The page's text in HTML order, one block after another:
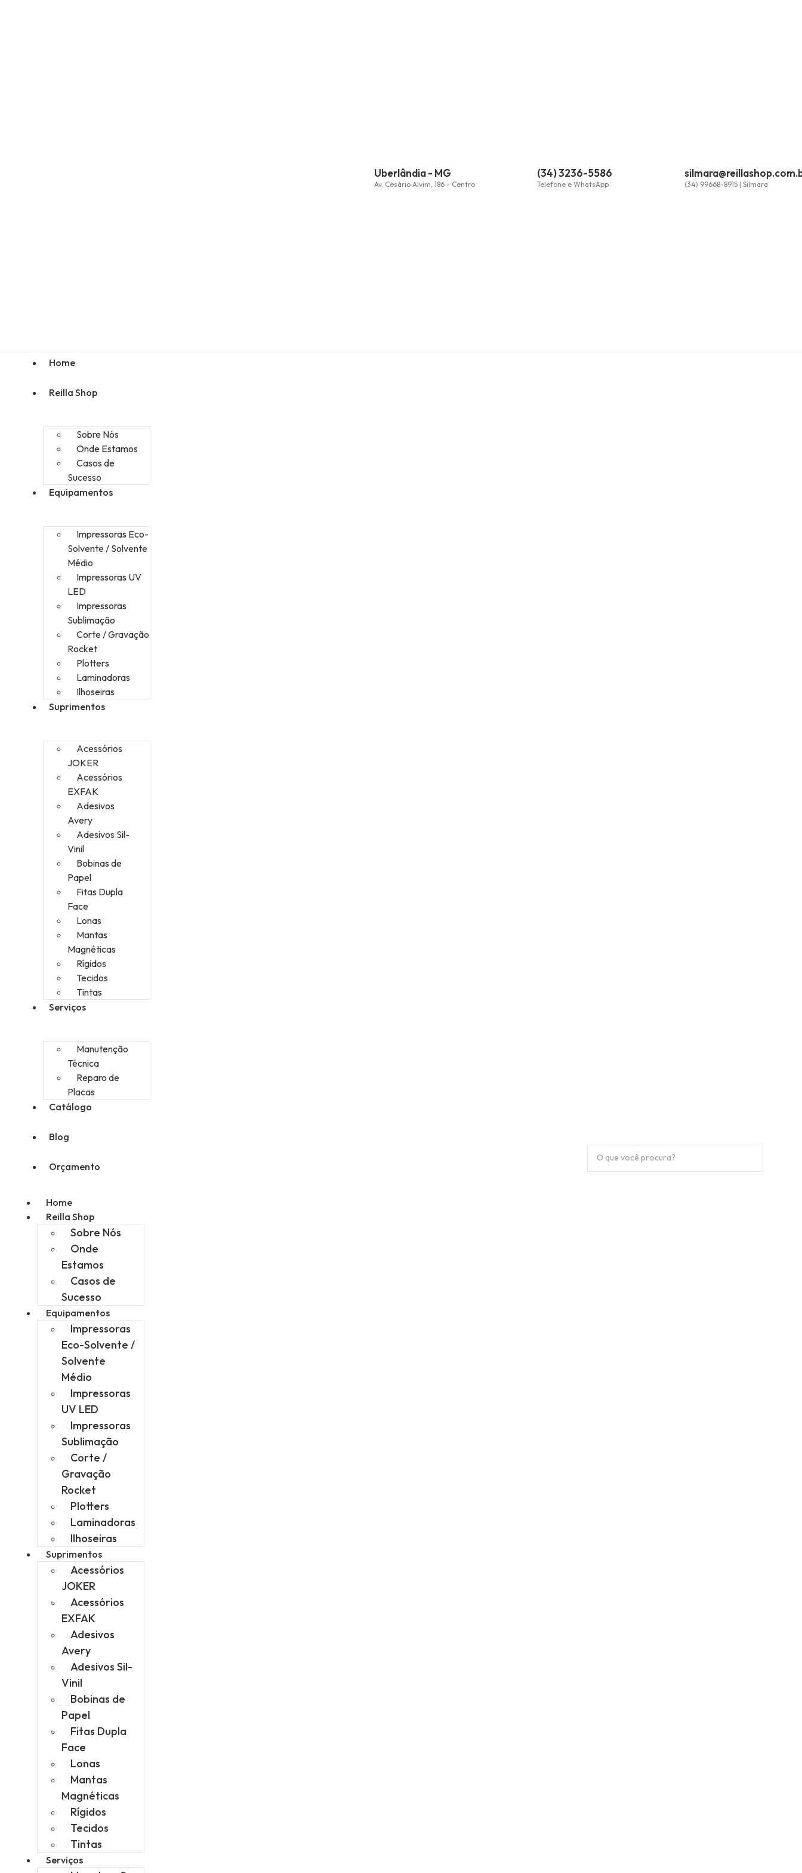
Uberlândia - MG
Av. Cesário Alvim, 186 - Centro
(34) 3236-5586
Telefone e WhatsApp (34) 99668-8915 | Silmara
Home
Reilla Shop
Sobre Nós
Onde Estamos
Casos de
Sucesso
Equipamentos
Impressoras Eco-
Solvente / Solvente
Médio
Impressoras UV
LED
Impressoras
Sublimação
Corte / Gravação
Rocket
Plotters
Laminadoras
Ilhoseiras
Suprimentos
Acessórios
JOKER
Acessórios
EXFAK
Adesivos
Avery
Adesivos Sil-
Vinil
Bobinas de
Papel
Fitas Dupla
Face
Lonas
Mantas
Magnéticas
Rígidos
Tecidos
Tintas
Serviços
Manutenção
Técnica
Reparo de
Placas
Catálogo
Blog
Orçamento
Home
Reilla Shop
Sobre Nós
Onde
Estamos
Casos de
Sucesso
Equipamentos
Impressoras
Eco-Solvente /
Solvente
Médio
Impressoras
UV LED
Impressoras
Sublimação
Corte /
Gravação
Rocket
Plotters
Laminadoras
Ilhoseiras
Suprimentos
Acessórios
JOKER
Acessórios
EXFAK
Adesivos
Avery
Adesivos Sil-
Vinil
Bobinas de
Papel
Fitas Dupla
Face
Lonas
Mantas
Magnéticas
Rígidos
Tecidos
Tintas
Serviços